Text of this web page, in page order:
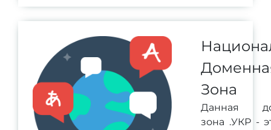
Зона
Данная
зона .УКР -